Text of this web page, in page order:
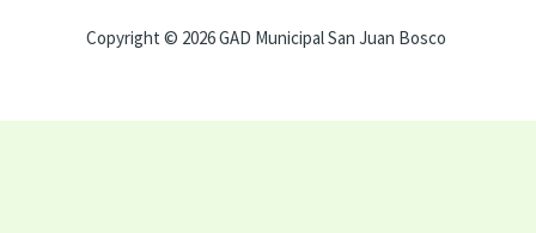
Copyright © 2026 GAD Municipal San Juan Bosco